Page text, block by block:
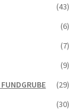
(43)
(6)
(7)
(9)
(29)
(30)